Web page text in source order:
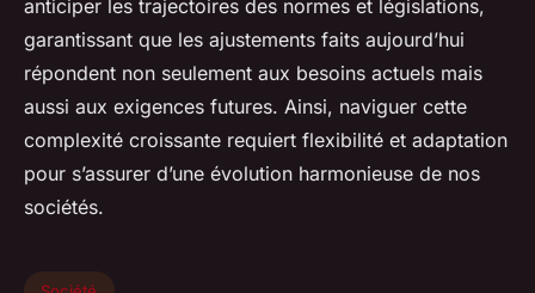
anticiper les trajectoires des normes et législations,
garantissant que les ajustements faits aujourd’hui
répondent non seulement aux besoins actuels mais
aussi aux exigences futures. Ainsi, naviguer cette
complexité croissante requiert flexibilité et adaptation
pour s’assurer d’une évolution harmonieuse de nos
sociétés.